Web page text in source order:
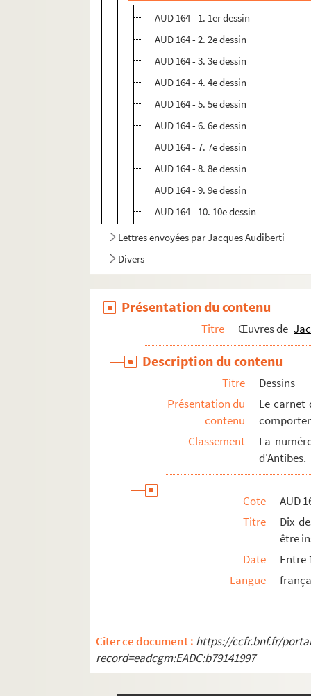
AUD 164 - 1. 1er dessin
AUD 164 - 2. 2e dessin
AUD 164 - 3. 3e dessin
AUD 164 - 4. 4e dessin
AUD 164 - 5. 5e dessin
AUD 164 - 6. 6e dessin
AUD 164 - 7. 7e dessin
AUD 164 - 8. 8e dessin
AUD 164 - 9. 9e dessin
AUD 164 - 10. 10e dessin
Lettres envoyées par Jacques Audiberti
Divers
Présentation du contenu
Titre Œuvres de
Description du contenu
Titre
Dessins
Présentation du
contenu
Le
Classement
La
d'Antibes.
Cote
AUD
Titre
Dix
être
Date
Entre
Langue
Citer ce document : https://ccfr.bnf.fr/
record=eadcgm:EADC:b79141997